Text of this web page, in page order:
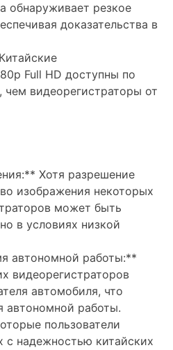
обнаруживает резкое
доказательства в
Full HD доступны по
чем видеорегистраторы от
Хотя разрешение
изображения некоторых
может быть
в условиях низкой
автономной работы:**
видеорегистраторов
автомобиля, что
автономной работы.
пользователи
надежностью китайских